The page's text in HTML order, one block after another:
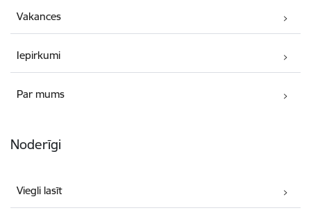
Vakances
Iepirkumi
Par mums
Noderīgi
Viegli lasīt